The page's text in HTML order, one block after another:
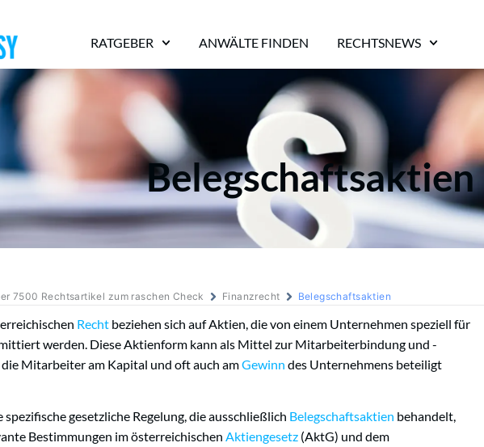
RATGEBER ANWÄLTE FINDEN RECHTSNEWS
Belegschaftsaktien
7500 Rechtsartikel zum raschen Check Finanzrecht Belegschaftsaktien
Recht beziehen sich auf Aktien, die von einem Unternehmen speziell für
werden. Diese Aktienform kann als Mittel zur Mitarbeiterbindung und -
Mitarbeiter am Kapital und oft auch amGewinn des Unternehmens beteiligt
gesetzliche Regelung, die ausschließlich Belegschaftsaktien behandelt,
Bestimmungen im österreichischen Aktiengesetz (AktG) und dem